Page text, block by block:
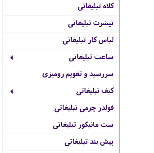
کلاه تبلیغاتی
تیشرت تبلیغاتی
لباس کار تبلیغاتی
ساعت تبلیغاتی
سررسید و تقویم رومیزی
کیف تبلیغاتی
فولدر چرمی تبلیغاتی
ست مانیکور تبلیغاتی
پیش بند تبلیغاتی